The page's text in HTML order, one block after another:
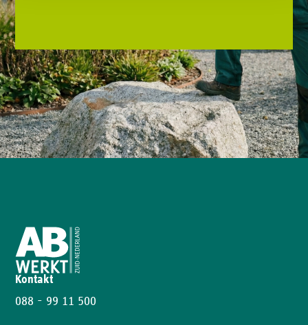
Kontakt
088 - 99 11 500